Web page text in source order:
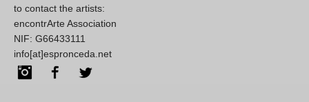
to contact the artists:
encontrArte Association
NIF: G66433111
info[at]espronceda.net
InstagramFacebook